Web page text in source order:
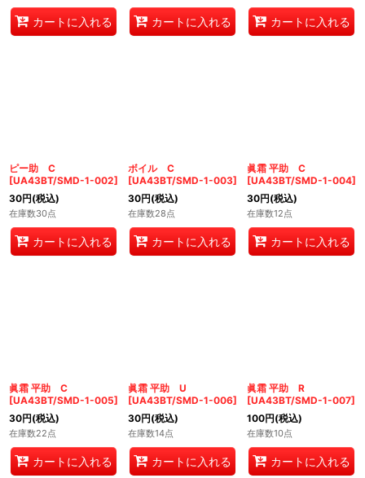
カートに入れる カートに入れる カートに入れる
ピー助 C
[UA43BT/SMD-1-002]
30円(税込)
在庫数30点
カートに入れる
ボイル C
[UA43BT/SMD-1-003]
30円(税込)
在庫数28点
カートに入れる
眞霜 平助 C
[UA43BT/SMD-1-004]
30円(税込)
在庫数12点
カートに入れる
眞霜 平助 C
[UA43BT/SMD-1-005]
30円(税込)
在庫数22点
カートに入れる
眞霜 平助 U
[UA43BT/SMD-1-006]
30円(税込)
在庫数14点
カートに入れる
眞霜 平助 R
[UA43BT/SMD-1-007]
100円(税込)
在庫数10点
カートに入れる